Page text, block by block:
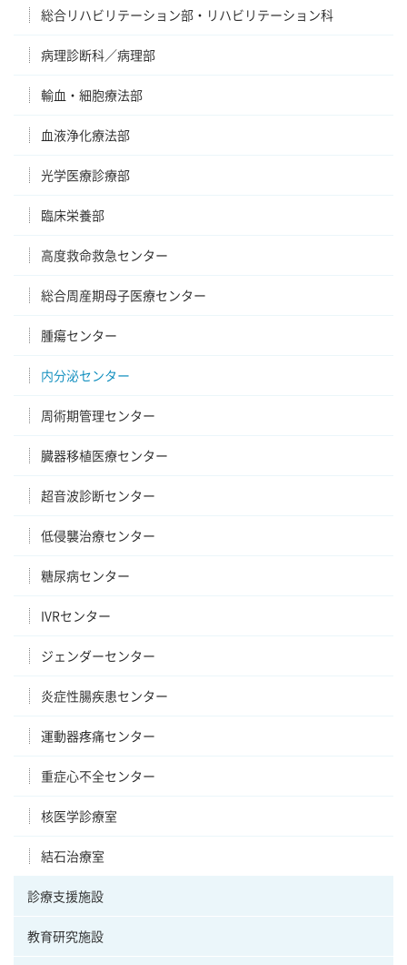
総合リハビリテーション部・リハビリテーション科
病理診断科／病理部
輸血・細胞療法部
血液浄化療法部
光学医療診療部
臨床栄養部
高度救命救急センター
総合周産期母子医療センター
腫瘍センター
内分泌センター
周術期管理センター
臓器移植医療センター
超音波診断センター
低侵襲治療センター
糖尿病センター
IVRセンター
ジェンダーセンター
炎症性腸疾患センター
運動器疼痛センター
重症心不全センター
核医学診療室
結石治療室
診療支援施設
教育研究施設